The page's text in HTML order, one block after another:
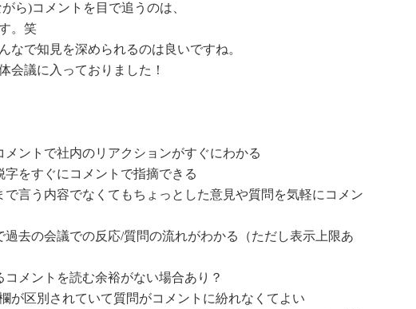
ら)コメントを目で追うのは、
。笑
なで知見を深められるのは良いですね。
会議に入っておりました！
ントで社内のリアクションがすぐにわかる
をすぐにコメントで指摘できる
言う内容でなくてもちょっとした意見や質問を気軽にコメン
去の会議での反応/質問の流れがわかる（ただし表示上限あ
メントを読む余裕がない場合あり？
欄が区別されていて質問がコメントに紛れなくてよい